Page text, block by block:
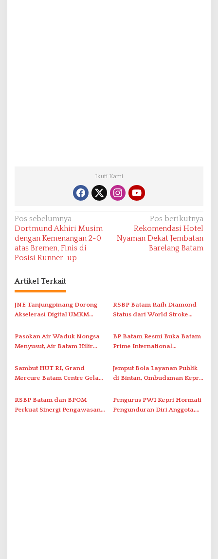
Ikuti Kami
N
a
v
i
g
a
s
i
o
Pos sebelumnya
Dortmund Akhiri Musim
dengan Kemenangan 2-0
atas Bremen, Finis di
Posisi Runner-up
Pos berikutnya
Rekomendasi Hotel
Nyaman Dekat Jembatan
Barelang Batam
Artikel Terkait
JNE Tanjungpinang Dorong
Akselerasi Digital UMKM
2026
RSBP Batam Raih Diamond
Status dari World Stroke
Penanganan Stroke
Berstandar Internasional
Pasokan Air Waduk Nongsa
Menyusut, Air Batam Hilir
Antar-IPAM
BP Batam Resmi Buka Batam
Prime International
2026 di Stadion Temenggung
Abdul Jamal
Sambut HUT RI, Grand
Mercure Batam Centre Gelar
Nusantara’
Jemput Bola Layanan Publik
di Bintan, Ombudsman Kepri
Solar Nelayan
RSBP Batam dan BPOM
Perkuat Sinergi Pengawasan
Pengurus PWI Kepri Hormati
Pengunduran Diri Anggota,